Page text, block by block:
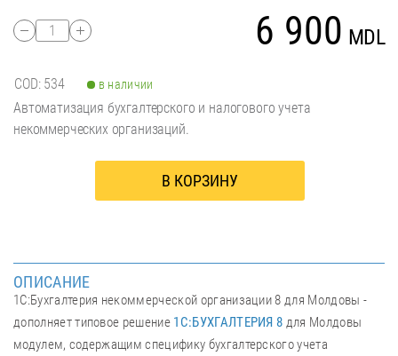
1 6 900 MDL
в наличии
COD: 534
Автоматизация бухгалтерского и налогового учета
некоммерческих организаций.
ОПИСАНИЕ
1С:Бухгалтерия некоммерческой организации 8 для Молдовы -
дополняет типовое решение 1С:БУХГАЛТЕРИЯ 8 для Молдовы
модулем, содержащим специфику бухгалтерского учета